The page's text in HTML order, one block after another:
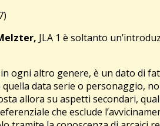
JLA 1 è soltanto
ogni altro genere, è un dato di
data serie o personaggio,
allora su aspetti secondari,
che esclude